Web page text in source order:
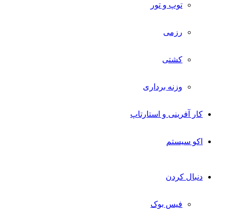
توپ و تور
رزمی
کشتی
وزنه برداری
کار آفرینی و استارتاپ
اکو سیستم
دنبال کردن
فیس بوک